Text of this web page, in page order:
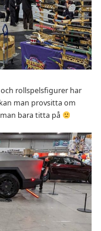
rollspelsfigurer har
man provsitta om
bara titta på